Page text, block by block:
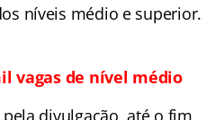
níveis médio e superior.
vagas de nível médio
divulgação, até o fim